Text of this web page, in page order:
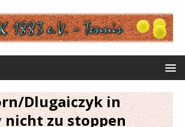
Dlugaiczyk in
nicht zu stoppen